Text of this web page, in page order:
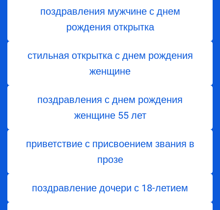
поздравления мужчине с днем
рождения открытка
стильная открытка с днем рождения
женщине
поздравления с днем ​​рождения
женщине 55 лет
приветствие с присвоением звания в
прозе
поздравление дочери с 18-летием